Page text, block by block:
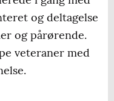
og deltagelse
og pårørende.
veteraner med